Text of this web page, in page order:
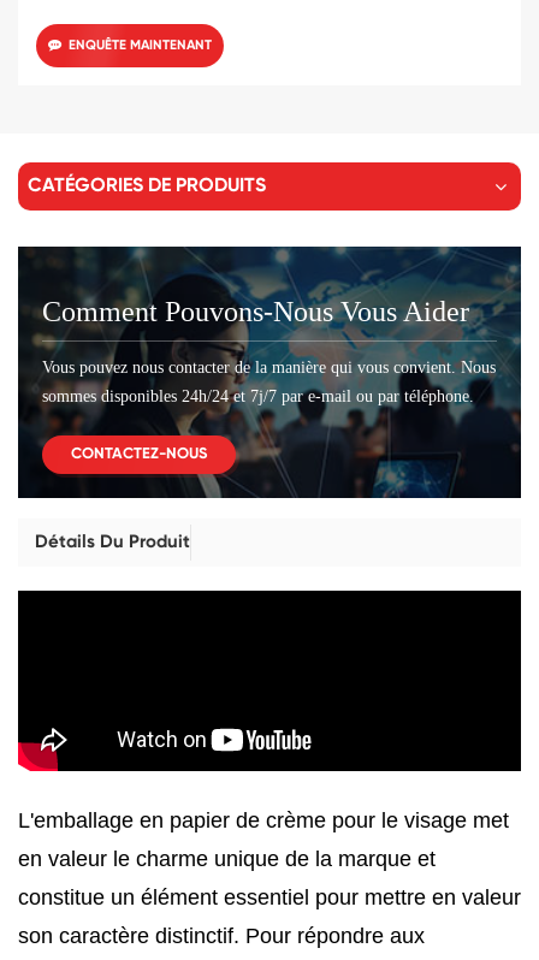
ENQUÊTE MAINTENANT
CATÉGORIES DE PRODUITS
Comment Pouvons-Nous Vous Aider
Vous pouvez nous contacter de la manière qui vous convient. Nous
sommes disponibles 24h/24 et 7j/7 par e-mail ou par téléphone.
CONTACTEZ-NOUS
Détails Du Produit
L'emballage en papier de crème pour le visage met
en valeur le charme unique de la marque et
constitue un élément essentiel pour mettre en valeur
son caractère distinctif. Pour répondre aux